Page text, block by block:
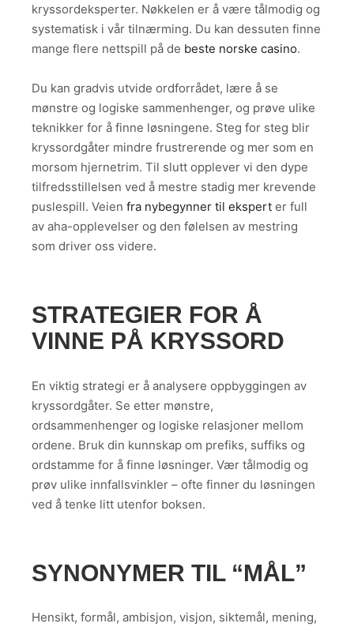
kryssordeksperter. Nøkkelen er å være tålmodig og
systematisk i vår tilnærming. Du kan dessuten finne
mange flere nettspill på de beste norske casino.
Du kan gradvis utvide ordforrådet, lære å se
mønstre og logiske sammenhenger, og prøve ulike
teknikker for å finne løsningene. Steg for steg blir
kryssordgåter mindre frustrerende og mer som en
morsom hjernetrim. Til slutt opplever vi den dype
tilfredsstillelsen ved å mestre stadig mer krevende
puslespill. Veien fra nybegynner til ekspert er full
av aha-opplevelser og den følelsen av mestring
som driver oss videre.
STRATEGIER FOR Å
VINNE PÅ KRYSSORD
En viktig strategi er å analysere oppbyggingen av
kryssordgåter. Se etter mønstre,
ordsammenhenger og logiske relasjoner mellom
ordene. Bruk din kunnskap om prefiks, suffiks og
ordstamme for å finne løsninger. Vær tålmodig og
prøv ulike innfallsvinkler – ofte finner du løsningen
ved å tenke litt utenfor boksen.
SYNONYMER TIL “MÅL”
Hensikt, formål, ambisjon, visjon, siktemål, mening,